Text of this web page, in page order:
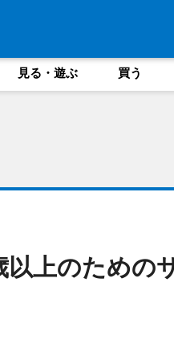
見る・遊ぶ 買う
上のための